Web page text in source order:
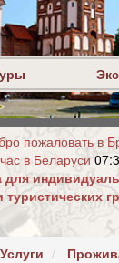
пожаловать в
в Беларуси
для
туристических
Услуги